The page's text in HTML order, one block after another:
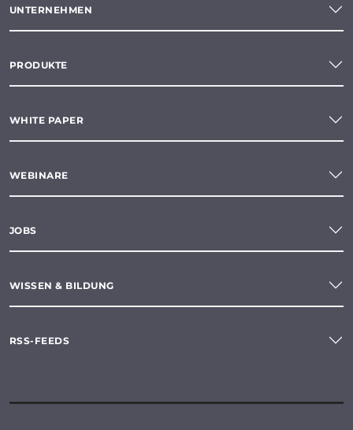
UNTERNEHMEN
PRODUKTE
WHITE PAPER
WEBINARE
JOBS
WISSEN & BILDUNG
RSS-FEEDS